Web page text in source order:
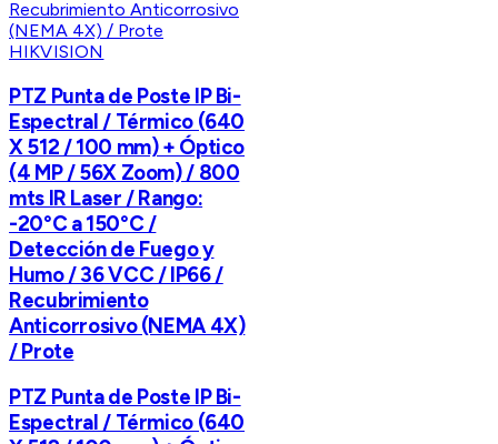
HIKVISION
PTZ Punta de Poste IP Bi-
Espectral / Térmico (640
X 512 / 100 mm) + Óptico
(4 MP / 56X Zoom) / 800
mts IR Laser / Rango:
-20°C a 150°C /
Detección de Fuego y
Humo / 36 VCC / IP66 /
Recubrimiento
Anticorrosivo (NEMA 4X)
/ Prote
PTZ Punta de Poste IP Bi-
Espectral / Térmico (640